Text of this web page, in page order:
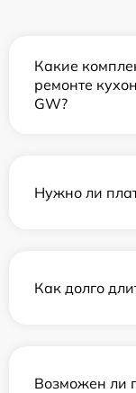
Какие
ремонте
GW?
Нужно ли
Как долго
Возможен ли